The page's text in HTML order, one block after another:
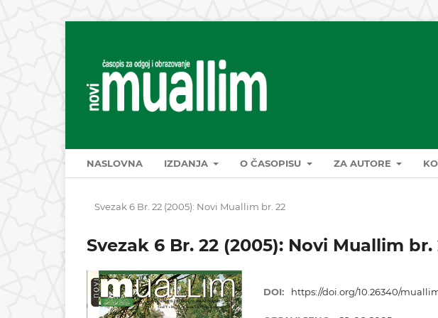
NASLOVNA IZDANJA O ČASOPISU ZA AUTORE
Svezak 6 Br. 22 (2005): Novi Muallim br. 22
Svezak 6 Br. 22 (2005): Novi Muallim br.
DOI: https://doi.org/10.26340/